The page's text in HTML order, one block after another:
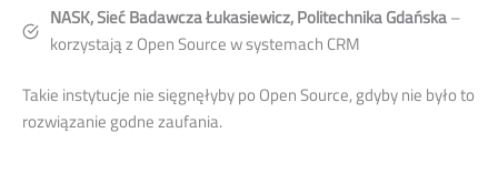
NASK, Sieć Badawcza Łukasiewicz, Politechnika Gdańska–
korzystają z Open Source w systemach CRM
Takie instytucje nie sięgnęłyby po Open Source, gdyby nie było to
rozwiązanie godne zaufania.